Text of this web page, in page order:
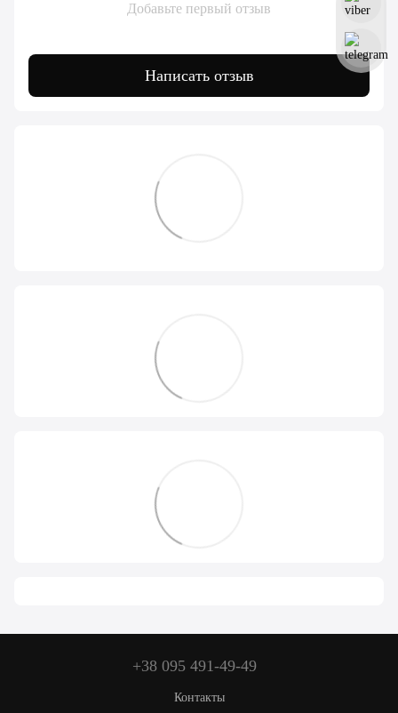
Добавьте первый отзыв
Написать отзыв
+38 095 491-49-49
Контакты